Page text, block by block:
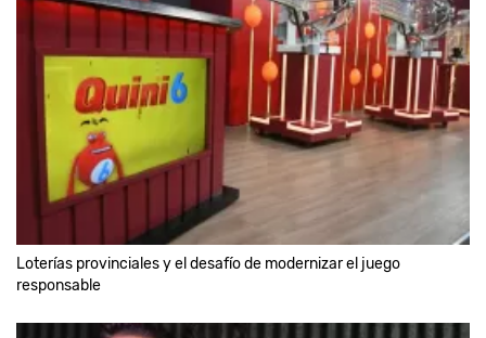
Loterías provinciales y el desafío de modernizar el juego
responsable